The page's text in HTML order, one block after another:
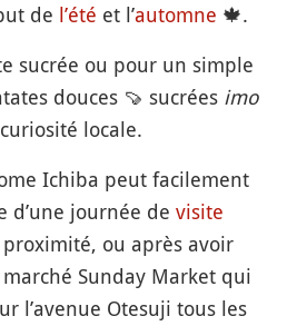
de l’été et l’automne 🍁.
sucrée ou pour un simple
douces 🍠 sucrées imo
locale.
Ichiba peut facilement
d’une journée de visite
ou après avoir
Sunday Market qui
l’avenue Otesuji tous les